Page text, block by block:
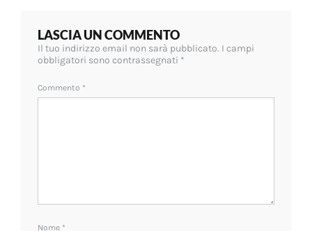
LASCIA UN COMMENTO
Il tuo indirizzo email non sarà pubblicato. I campi
obbligatori sono contrassegnati *
Commento *
Nome *